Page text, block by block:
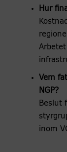
Hur
Vem
NGP?
Beslut
inom